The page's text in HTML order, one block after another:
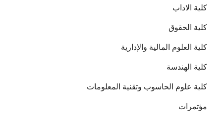
كلية الاداب
كلية الحقوق
كلية العلوم المالية والإدارية
كلية الهندسة
كلية علوم الحاسوب وتقنية المعلومات
مؤتمرات